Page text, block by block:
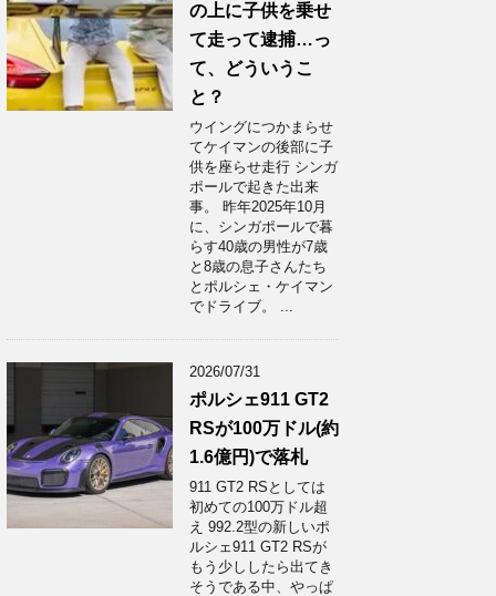
の上に子供を乗せ
て走って逮捕…っ
て、どういうこ
と？
ウイングにつかまらせ
てケイマンの後部に子
供を座らせ走行 シンガ
ポールで起きた出来
事。 昨年2025年10月
に、シンガポールで暮
らす40歳の男性が7歳
と8歳の息子さんたち
とポルシェ・ケイマン
でドライブ。 ...
2026/07/31
ポルシェ911 GT2
RSが100万ドル(約
1.6億円)で落札
911 GT2 RSとしては
初めての100万ドル超
え 992.2型の新しいポ
ルシェ911 GT2 RSが
もう少ししたら出てき
そうである中、やっぱ